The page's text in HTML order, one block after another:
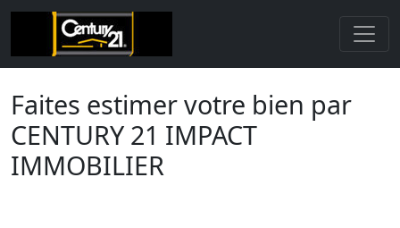
Faites estimer votre bien par
CENTURY 21 IMPACT
IMMOBILIER